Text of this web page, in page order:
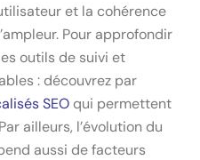
et la cohérence
Pour approfondir
outils de suivi et
: découvrez par
SEO qui permettent
ailleurs, l’évolution du
aussi de facteurs